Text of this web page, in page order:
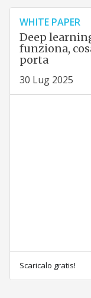
WHITE PAPER
Deep
funziona,
porta
30 Lug 2025
Scaricalo gratis!